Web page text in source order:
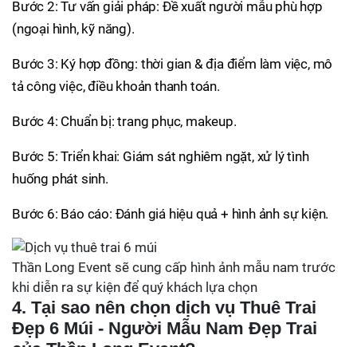
Bước 2: Tư vấn giải pháp: Đề xuất người mẫu phù hợp
(ngoại hình, kỹ năng).
Bước 3: Ký hợp đồng: thời gian & địa điểm làm việc, mô
tả công việc, điều khoản thanh toán.
Bước 4: Chuẩn bị: trang phục, makeup.
Bước 5: Triển khai: Giám sát nghiêm ngặt, xử lý tình
huống phát sinh.
Bước 6: Báo cáo: Đánh giá hiệu quả + hình ảnh sự kiện.
Thần Long Event sẽ cung cấp hình ảnh mẫu nam trước
khi diễn ra sự kiện để quý khách lựa chọn
4. Tại sao nên chọn dịch vụ Thuê Trai
Đẹp 6 Múi - Người Mẫu Nam Đẹp Trai